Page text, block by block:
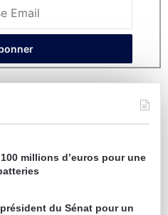
millions d’euros pour une
du Sénat pour un